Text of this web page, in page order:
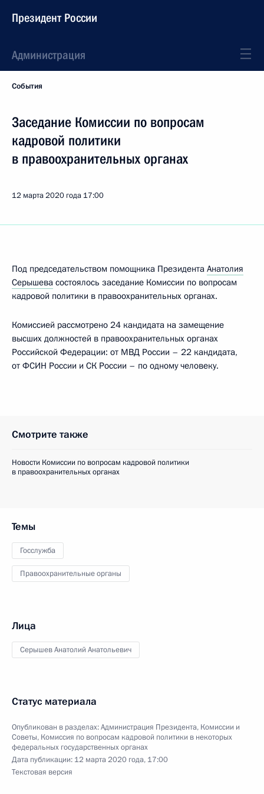
Президент России
Администрация
События
Заседание Комиссии по вопросам
кадровой политики
в правоохранительных органах
12 марта 2020 года 17:00
Под председательством помощника Президента Анатолия
Серышева состоялось заседание Комиссии по вопросам
кадровой политики в правоохранительных органах.
Комиссией рассмотрено 24 кандидата на замещение
высших должностей в правоохранительных органах
Российской Федерации: от МВД России – 22 кандидата,
от ФСИН России и СК России – по одному человеку.
Смотрите также
Новости Комиссии по вопросам кадровой политики
в правоохранительных органах
Темы
Госслужба
Правоохранительные органы
Лица
Серышев Анатолий Анатольевич
Статус материала
Опубликован в разделах:Администрация Президента, Комиссии и
Советы, Комиссия по вопросам кадровой политики в некоторых
федеральных государственных органах
Дата публикации: 12 марта 2020 года, 17:00
Текстовая версия